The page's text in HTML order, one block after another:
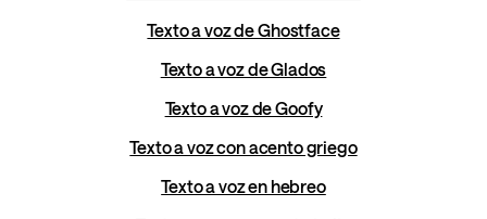
Texto a voz de Ghostface
Texto a voz de Glados
Texto a voz de Goofy
Texto a voz con acento griego
Texto a voz en hebreo